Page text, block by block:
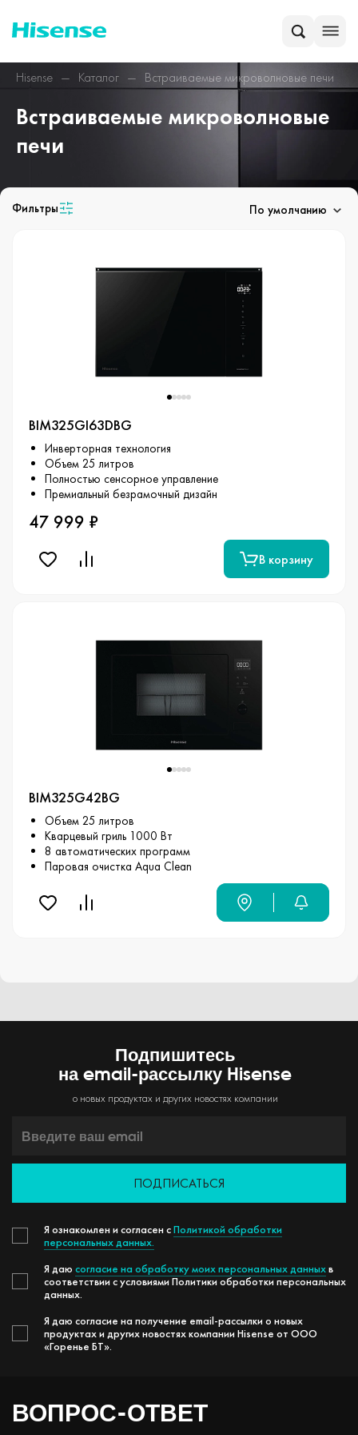
Hisense Каталог Встраиваемые микроволновые печи
Встраиваемые микроволновые
печи
Фильтры По умолчанию
BIM325GI63DBG
Инверторная технология
Объем 25 литров
Полностью сенсорное управление
Премиальный безрамочный дизайн
47 999 ₽
В корзину
BIM325G42BG
Объем 25 литров
Кварцевый гриль 1000 Вт
8 автоматических программ
Паровая очистка Aqua Clean
Подпишитесь
на email-рассылку Hisense
о новых продуктах и других новостях компании
ПОДПИСАТЬСЯ
Я ознакомлен и согласен сПолитикой обработки
персональных данных.
Я даю согласие на обработку моих персональных данныхв
соответствии с условиями Политики обработки персональных
данных.
Я даю согласие на получение email-рассылки о новых
продуктах и других новостях компании Hisense от ООО
«Горенье БТ».
ВОПРОС-ОТВЕТ